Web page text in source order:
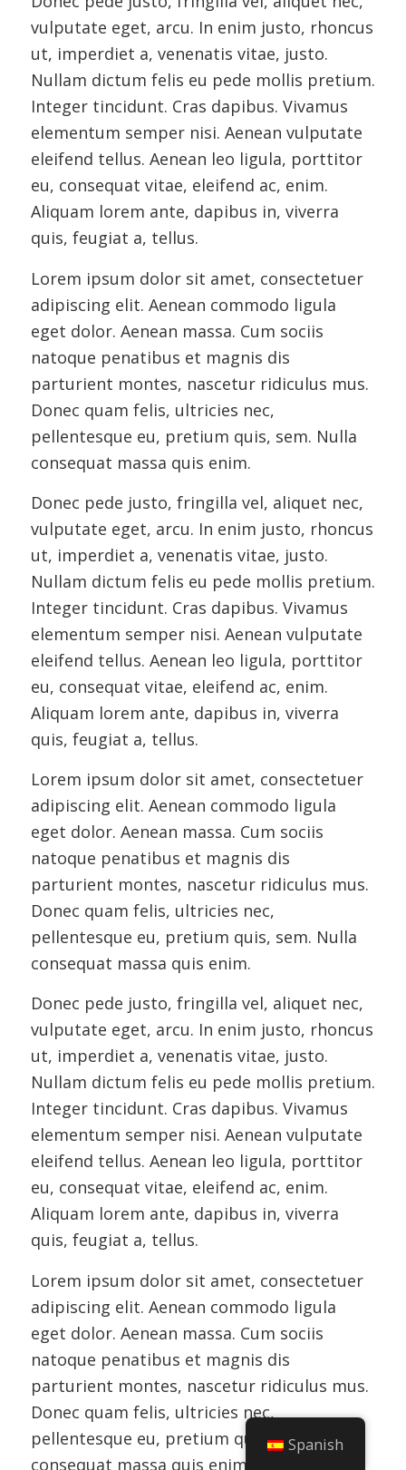
vulputate eget, arcu. In enim justo, rhoncus
ut, imperdiet a, venenatis vitae, justo.
Nullam dictum felis eu pede mollis pretium.
Integer tincidunt. Cras dapibus. Vivamus
elementum semper nisi. Aenean vulputate
eleifend tellus. Aenean leo ligula, porttitor
eu, consequat vitae, eleifend ac, enim.
Aliquam lorem ante, dapibus in, viverra
quis, feugiat a, tellus.
Lorem ipsum dolor sit amet, consectetuer
adipiscing elit. Aenean commodo ligula
eget dolor. Aenean massa. Cum sociis
natoque penatibus et magnis dis
parturient montes, nascetur ridiculus mus.
Donec quam felis, ultricies nec,
pellentesque eu, pretium quis, sem. Nulla
consequat massa quis enim.
Donec pede justo, fringilla vel, aliquet nec,
vulputate eget, arcu. In enim justo, rhoncus
ut, imperdiet a, venenatis vitae, justo.
Nullam dictum felis eu pede mollis pretium.
Integer tincidunt. Cras dapibus. Vivamus
elementum semper nisi. Aenean vulputate
eleifend tellus. Aenean leo ligula, porttitor
eu, consequat vitae, eleifend ac, enim.
Aliquam lorem ante, dapibus in, viverra
quis, feugiat a, tellus.
Lorem ipsum dolor sit amet, consectetuer
adipiscing elit. Aenean commodo ligula
eget dolor. Aenean massa. Cum sociis
natoque penatibus et magnis dis
parturient montes, nascetur ridiculus mus.
Donec quam felis, ultricies nec,
pellentesque eu, pretium quis, sem. Nulla
consequat massa quis enim.
Donec pede justo, fringilla vel, aliquet nec,
vulputate eget, arcu. In enim justo, rhoncus
ut, imperdiet a, venenatis vitae, justo.
Nullam dictum felis eu pede mollis pretium.
Integer tincidunt. Cras dapibus. Vivamus
elementum semper nisi. Aenean vulputate
eleifend tellus. Aenean leo ligula, porttitor
eu, consequat vitae, eleifend ac, enim.
Aliquam lorem ante, dapibus in, viverra
quis, feugiat a, tellus.
Lorem ipsum dolor sit amet, consectetuer
adipiscing elit. Aenean commodo ligula
eget dolor. Aenean massa. Cum sociis
natoque penatibus et magnis dis
parturient montes, nascetur ridiculus mus.
Donec quam felis, ultricies nec,
pellentesque eu, pretium quis, sem. Nulla
consequat massa quis enim.
Spanish